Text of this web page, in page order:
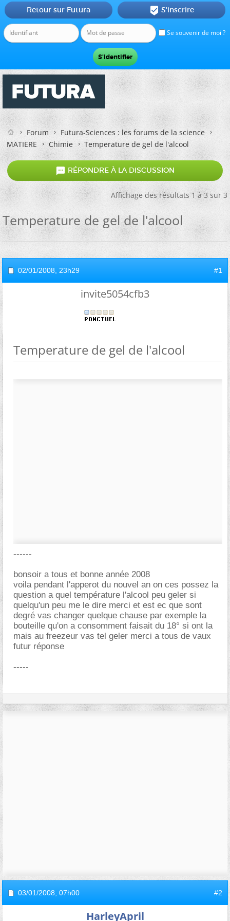
Se souvenir de moi ?
Retour sur Futura  S'inscrire
Forum
Futura-Sciences : les forums de la science
MATIERE
Chimie Temperature de gel de l'alcool
 RÉPONDRE À LA DISCUSSION
Affichage des résultats 1 à 3 sur 3
Temperature de gel de l'alcool
02/01/2008, 23h29 #1
invite5054cfb3
Temperature de gel de l'alcool
------
bonsoir a tous et bonne année 2008
voila pendant l'apperot du nouvel an on ces possez la
question a quel température l'alcool peu geler si
quelqu'un peu me le dire merci et est ec que sont
degré vas changer quelque chause par exemple la
bouteille qu'on a consomment faisait du 18° si ont la
mais au freezeur vas tel geler merci a tous de vaux
futur réponse
-----
03/01/2008, 07h00 #2
HarleyApril